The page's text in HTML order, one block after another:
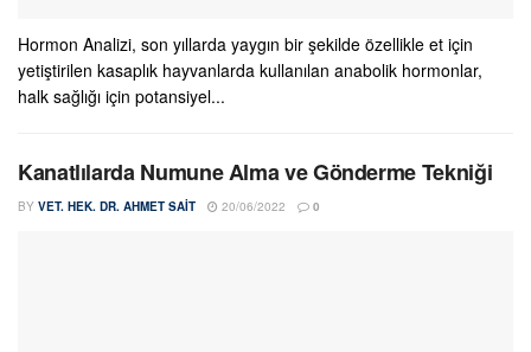
Hormon Analizi, son yıllarda yaygın bir şekilde özellikle et için
yetiştirilen kasaplık hayvanlarda kullanılan anabolik hormonlar,
halk sağlığı için potansiyel...
Kanatlılarda Numune Alma ve Gönderme Tekniği
BY VET. HEK. DR. AHMET SAIT 20/06/2022 0